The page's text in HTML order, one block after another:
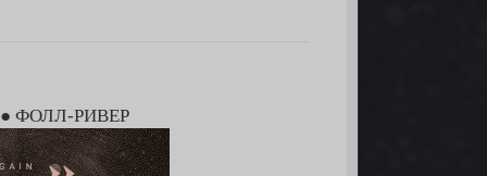
ФОЛЛ-РИВЕР